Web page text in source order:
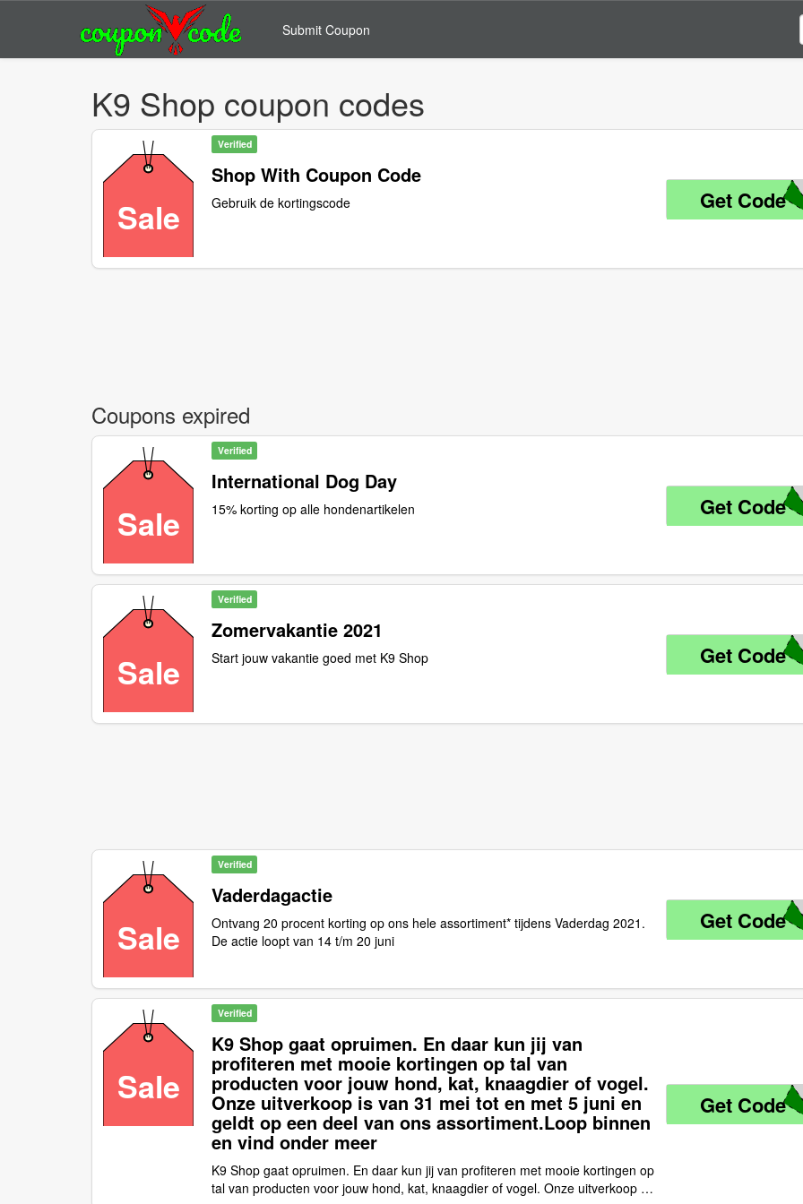
Submit Coupon
K9 Shop coupon codes
Sale
Verified
Shop With Coupon Code
Gebruik de kortingscode Get Code
Coupons expired
Sale
Verified
International Dog Day
15% korting op alle hondenartikelen Get Code
Sale
Verified
Zomervakantie 2021
Start jouw vakantie goed met K9 Shop Get Code
Sale
Verified
Vaderdagactie
Ontvang 20 procent korting op ons hele assortiment* tijdens Vaderdag 2021.
De actie loopt van 14 t/m 20 juni
Get Code
Sale
Verified
K9 Shop gaat opruimen. En daar kun jij van
profiteren met mooie kortingen op tal van
producten voor jouw hond, kat, knaagdier of vogel.
Onze uitverkoop is van 31 mei tot en met 5 juni en
geldt op een deel van ons assortiment.Loop binnen
en vind onder meer
K9 Shop gaat opruimen. En daar kun jij van profiteren met mooie kortingen op
tal van producten voor jouw hond, kat, knaagdier of vogel. Onze uitverkoop is
Get Code